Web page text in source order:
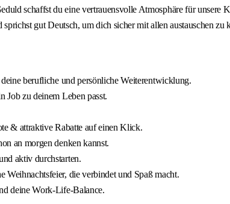
schaffst du eine vertrauensvolle Atmosphäre für unsere
gut Deutsch, um dich sicher mit allen austauschen zu
berufliche und persönliche Weiterentwicklung.
Job zu deinem Leben passt.
& attraktive Rabatte auf einen Klick.
an morgen denken kannst.
aktiv durchstarten.
Weihnachtsfeier, die verbindet und Spaß macht.
deine Work-Life-Balance.